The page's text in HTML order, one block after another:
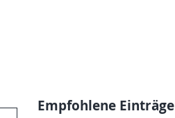
Empfohlene Einträge